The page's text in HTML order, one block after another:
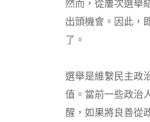
然而，從屢次選舉
出頭機會。因此，
了。
選舉是維繫民主政
值。當前一些政治
醒，如果將良善從